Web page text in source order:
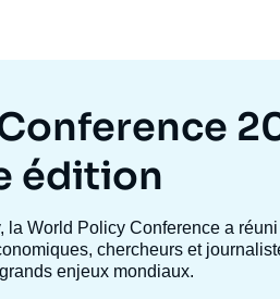
édition
la World Policy Conference a réuni
chercheurs et
enjeux mondiaux.